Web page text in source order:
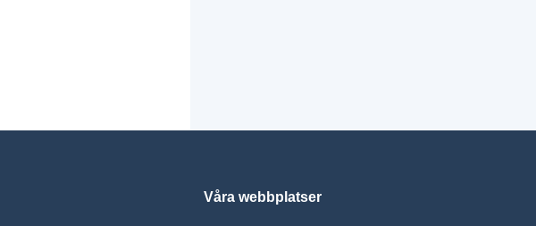
Våra webbplatser